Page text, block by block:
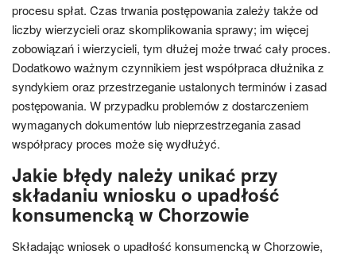
procesu spłat. Czas trwania postępowania zależy także od
liczby wierzycieli oraz skomplikowania sprawy; im więcej
zobowiązań i wierzycieli, tym dłużej może trwać cały proces.
Dodatkowo ważnym czynnikiem jest współpraca dłużnika z
syndykiem oraz przestrzeganie ustalonych terminów i zasad
postępowania. W przypadku problemów z dostarczeniem
wymaganych dokumentów lub nieprzestrzegania zasad
współpracy proces może się wydłużyć.
Jakie błędy należy unikać przy
składaniu wniosku o upadłość
konsumencką w Chorzowie
Składając wniosek o upadłość konsumencką w Chorzowie,